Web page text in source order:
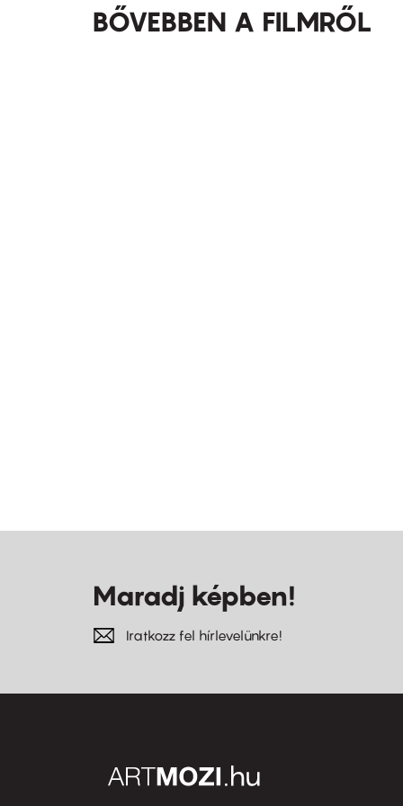
BŐVEBBEN A FILMRŐL
Maradj képben!
Iratkozz fel hírlevelünkre!